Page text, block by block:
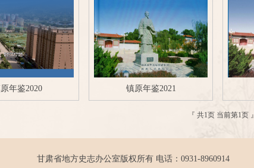
年鉴2020 镇原年鉴2021
『 共1页 当前第1页 』
甘肃省地方史志办公室版权所有 电话：0931-8960914